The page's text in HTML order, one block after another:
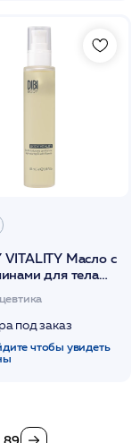
VITALITY Масло с
для тела
/DIBI
под заказ
чтобы увидеть